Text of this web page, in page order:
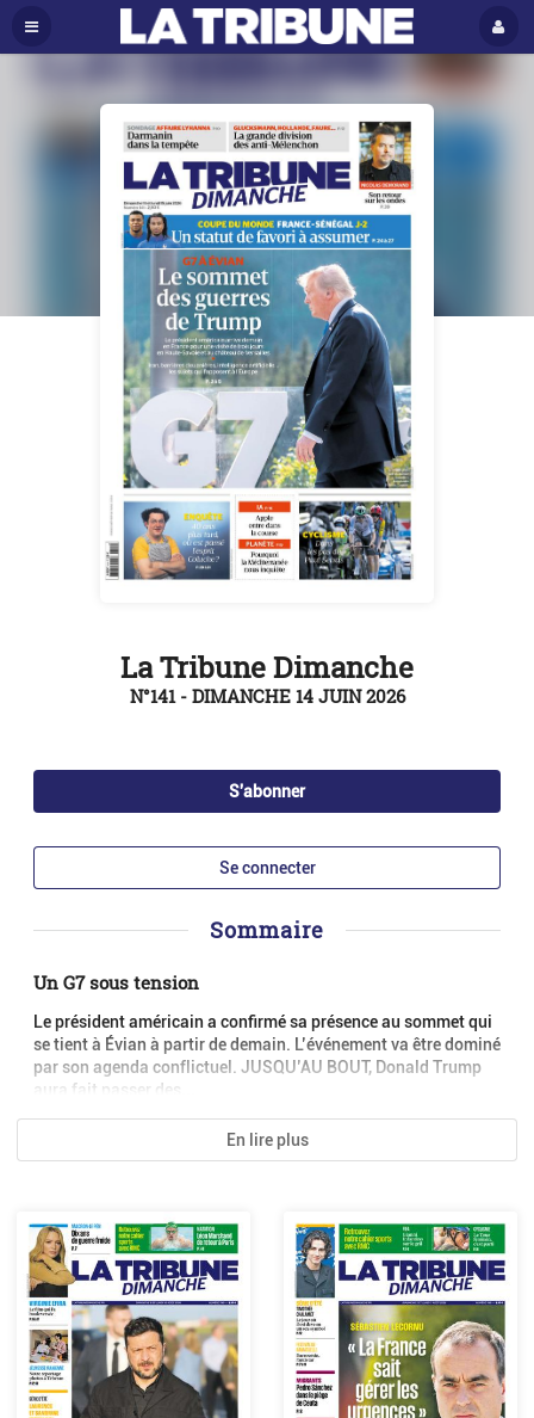
La Tribune Dimanche
N°141 - DIMANCHE 14 JUIN 2026
S'abonner
Se connecter
Sommaire
Un G7 sous tension
Le président américain a confirmé sa présence au sommet qui
se tient à Évian à partir de demain. L’événement va être dominé
par son agenda conflictuel. JUSQU’AU BOUT, Donald Trump
aura fait passer des...
En lire plus